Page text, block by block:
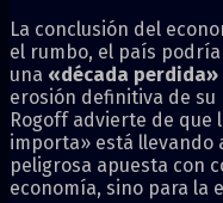
La conclusión del
el rumbo, el país
una «década
erosión definitiva de
Rogoff advierte de que
importa» está llevando
peligrosa apuesta con
economía, sino para la